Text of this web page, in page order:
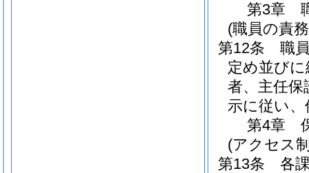
第3章
(職員の責
第12条
職
定め並び
者、主任保
示に従い
第4章
(アクセス
第13条
各